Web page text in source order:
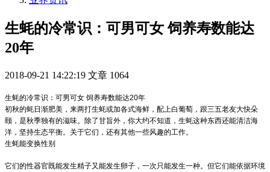
生蚝的冷常识：可男可女 饲养寿数能达
20年
2018-09-21 14:22:19 文章 1064
生蚝的冷常识：可男可女 饲养寿数能达20年
初秋的蚝日渐肥美，来两打生蚝或加各式海鲜，配上白葡萄，跟三五老友大快朵
颐，是秋季独有的滋味。除了甘旨外，你大约不知道，生蚝这种东西还能清洁海
洋，坚持生态平衡。关于它们，还有其他一些风趣的工作。
生蚝能变换性别
它们的性器官既能发生精子又能发生卵子，一次只能发生一种。但它们能依据环境